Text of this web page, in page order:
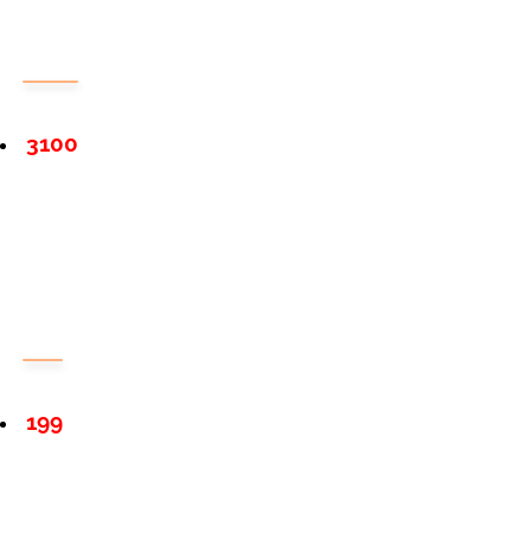
3100
199